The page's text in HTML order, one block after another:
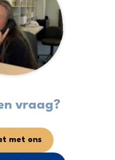
vraag?
met ons